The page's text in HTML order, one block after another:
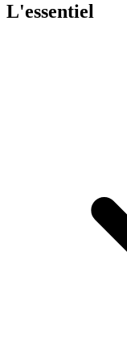
L'essentiel